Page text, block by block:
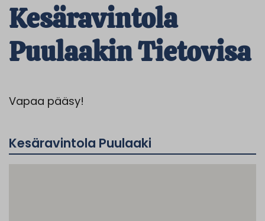
Kesäravintola
Puulaakin Tietovisa
Vapaa pääsy!
Kesäravintola Puulaaki